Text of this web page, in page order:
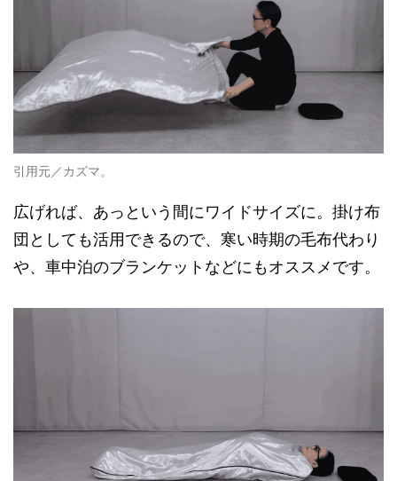
引用元／カズマ。
広げれば、あっという間にワイドサイズに。掛け布
団としても活用できるので、寒い時期の毛布代わり
や、車中泊のブランケットなどにもオススメです。